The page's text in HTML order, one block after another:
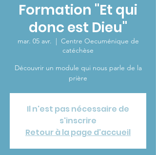
Formation "Et qui
donc est Dieu"
mar. 05 avr.
  |
Centre Oecuménique de
catéchèse
Découvrir un module qui nous parle de la
prière
Il n'est pas nécessaire de
s'inscrire
Retour à la page d'accueil